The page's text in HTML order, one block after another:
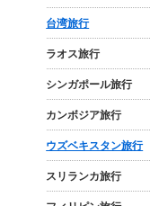
台湾旅行
ラオス旅行
シンガポール旅行
カンボジア旅行
ウズベキスタン旅行
スリランカ旅行